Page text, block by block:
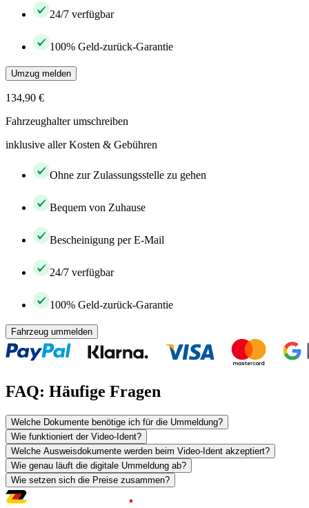
24/7 verfügbar
100% Geld-zurück-Garantie
Umzug melden
134,90 €
Fahrzeughalter umschreiben
inklusive aller Kosten & Gebühren
Ohne zur Zulassungsstelle zu gehen
Bequem von Zuhause
Bescheinigung per E-Mail
24/7 verfügbar
100% Geld-zurück-Garantie
Fahrzeug ummelden
FAQ: Häufige Fragen
Welche Dokumente benötige ich für die Ummeldung?
Wie funktioniert der Video-Ident?
Welche Ausweisdokumente werden beim Video-Ident akzeptiert?
Wie genau läuft die digitale Ummeldung ab?
Wie setzen sich die Preise zusammen?